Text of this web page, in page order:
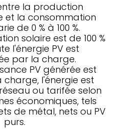
la production
et la consommation
de 0 % à 100 %.
solaire est de 100 %
l'énergie PV est
par la charge.
PV générée est
charge, l'énergie est
ou tarifée selon
économiques, tels
de métal, nets ou PV
purs.